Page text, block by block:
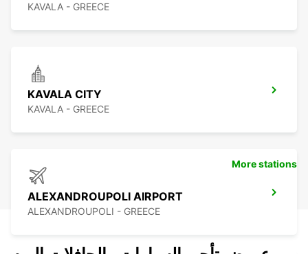
KAVALA - GREECE
KAVALA CITY
KAVALA - GREECE
ALEXANDROUPOLI AIRPORT
ALEXANDROUPOLI - GREECE
More stations